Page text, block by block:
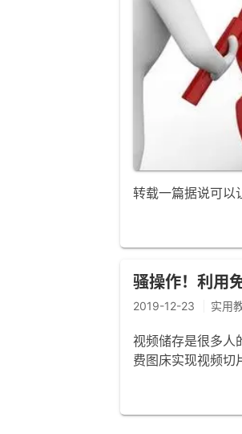
转载一篇据说可以
骚操作！利用
2019-12-23 实用
视频储存是很多人
费图床实现视频切